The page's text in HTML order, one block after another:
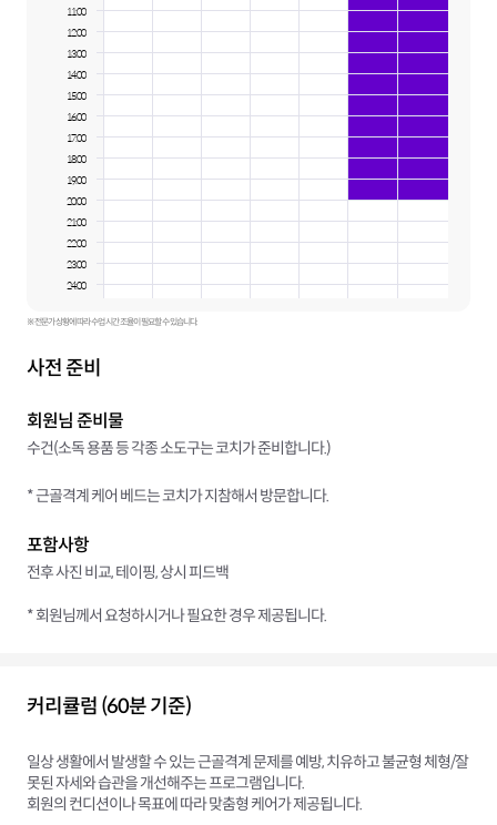
11:00
12:00
13:00
14:00
15:00
16:00
17:00
18:00
19:00
20:00
21:00
22:00
23:00
24:00
※ 전문가 상황에 따라 수업 시간 조율이 필요할 수 있습니다.
사전 준비
회원님 준비물
수건(소독 용품 등 각종 소도구는 코치가 준비합니다.)
* 근골격계 케어 베드는 코치가 지참해서 방문합니다.
포함사항
전후 사진 비교, 테이핑, 상시 피드백
* 회원님께서 요청하시거나 필요한 경우 제공됩니다.
커리큘럼 (60분 기준)
일상 생활에서 발생할 수 있는 근골격계 문제를 예방, 치유하고 불균형 체형/잘
못된 자세와 습관을 개선해주는 프로그램입니다.
회원의 컨디션이나 목표에 따라 맞춤형 케어가 제공됩니다.